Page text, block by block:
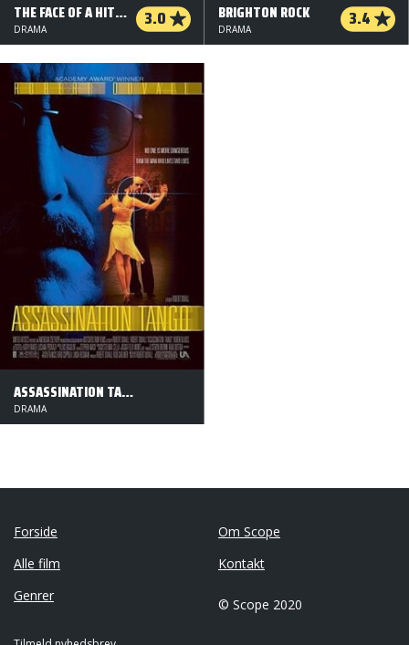
THE FACE OF A HITMAN 3.0
DRAMA
BRIGHTON ROCK 3.4
DRAMA
ASSASSINATION TANGO
DRAMA
Forside
Alle film
Genrer
Om Scope
Kontakt
© Scope 2020